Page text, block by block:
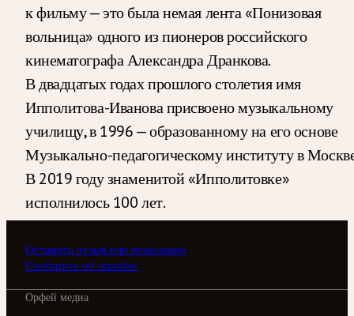
к фильму — это была немая лента «Понизовая
вольница» одного из пионеров российского
кинематографа Александра Дранкова.
В двадцатых годах прошлого столетия имя
Ипполитова-Иванова присвоено музыкальному
училищу, в 1996 — образованному на его основе
Музыкально-педагогическому институту в
В 2019 году знаменитой «Ипполитовке»
исполнилось 100 лет.
Оставить отзыв или пожелание
Сообщить об ошибке
Орфей медиа